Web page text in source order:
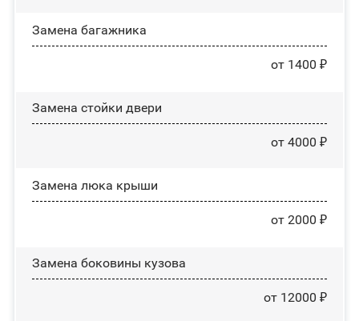
Замена багажника
от 1400 ₽
Зaмeнa cтoйĸи двepи
от 4000 ₽
Зaмeнa люĸa ĸpыши
от 2000 ₽
Замена боковины кузова
от 12000 ₽